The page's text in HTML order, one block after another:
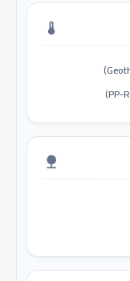
thermostat
nature